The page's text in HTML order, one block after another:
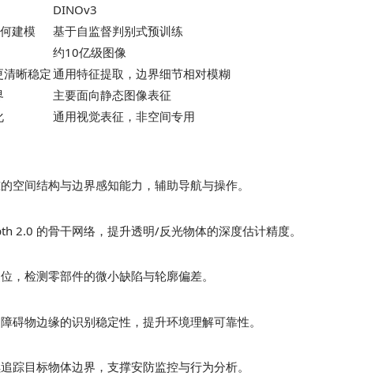
DINOv3
建模
基于自监督判别式预训练
约10亿级图像
清晰稳定通用特征提取，边界细节相对模糊
主要面向静态图像表征
通用视觉表征，非空间专用
空间结构与边界感知能力，辅助导航与操作。
2.0 的骨干网络，提升透明/反光物体的深度估计精度。
，检测零部件的微小缺陷与轮廓偏差。
碍物边缘的识别稳定性，提升环境理解可靠性。
踪目标物体边界，支撑安防监控与行为分析。